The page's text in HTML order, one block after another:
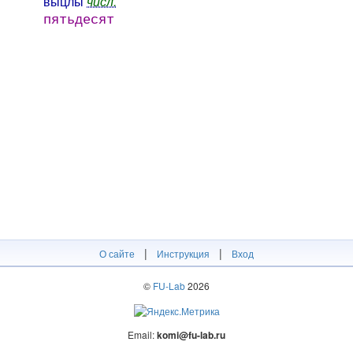
пятьдесят
О сайте | Инструкция | Вход
© FU-Lab2026
Email:komi@fu-lab.ru